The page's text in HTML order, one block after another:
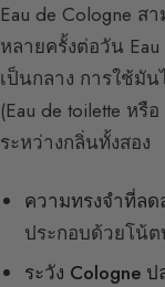
Eau de Cologne
หลายครั้งต่อวัน
เป็นกลาง การใช้มั
(Eau de toilette หรื
ระหว่างกลิ่นทั้งสอง
ความทรงจำที่ลด
ประกอบด้วยโน้
ระวัง Cologne ป